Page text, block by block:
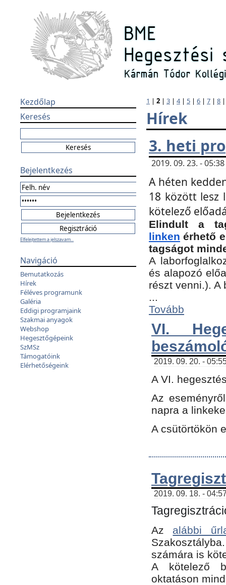
Kezdőlap
Keresés
Bejelentkezés
Elfelejtettem a jelszavam...
Navigáció
Bemutatkozás
Hírek
Féléves programunk
Galéria
Eddigi programjaink
Szakmai anyagok
Webshop
Hegesztőgépeink
SzMSz
Támogatóink
Elérhetőségeink
1 | 2 | 3 | 4| 5 | 6 | 7 | 8
Hírek
3. heti
2019. 09. 23. -
A héten
18 között lesz
kötelező
Elindult a
linken érhető
tagságot
A
és alapozó
részt venni.).
...
Tovább
VI.
2019. 09. 20. -
A VI.
Az
napra a
A csütörtökön
2019. 09. 18. -
Az alábbi
számára is
​A kötelező
oktatáson